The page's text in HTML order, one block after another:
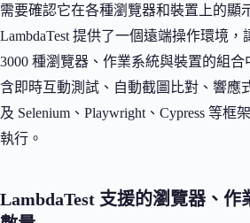
需要確認它在各種瀏覽器和裝置上的顯
LambdaTest 提供了一個遠端操作環境
3000 種瀏覽器、作業系統與裝置的組
含即時互動測試、自動截圖比對、響應
及 Selenium、Playwright、Cypress 等框
執行。
LambdaTest 支援的瀏覽器、作